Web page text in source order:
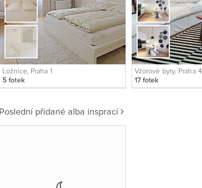
Ložnice, Praha 1
5 fotek
Vzorové byty, Praha 4
17 fotek
Poslední přidané alba insprací